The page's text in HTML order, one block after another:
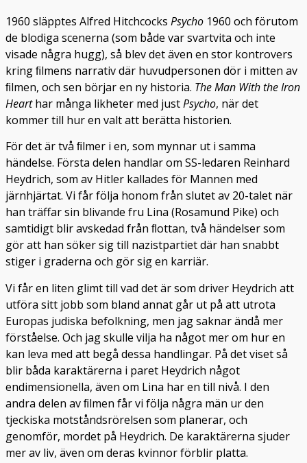
1960 släpptes Alfred Hitchcocks Psycho 1960 och förutom
de blodiga scenerna (som både var svartvita och inte
visade några hugg), så blev det även en stor kontrovers
kring ﬁlmens narrativ där huvudpersonen dör i mitten av
ﬁlmen, och sen börjar en ny historia. The Man With the Iron
Hearthar många likheter med justPsycho, när det
kommer till hur en valt att berätta historien.
För det är två ﬁlmer i en, som mynnar ut i samma
händelse. Första delen handlar om SS-ledaren Reinhard
Heydrich, som av Hitler kallades för Mannen med
järnhjärtat. Vi får följa honom från slutet av 20-talet när
han träffar sin blivande fru Lina (Rosamund Pike) och
samtidigt blir avskedad från ﬂottan, två händelser som
gör att han söker sig till nazistpartiet där han snabbt
stiger i graderna och gör sig en karriär.
Vi får en liten glimt till vad det är som driver Heydrich att
utföra sitt jobb som bland annat går ut på att utrota
Europas judiska befolkning, men jag saknar ändå mer
förståelse. Och jag skulle vilja ha något mer om hur en
kan leva med att begå dessa handlingar. På det viset så
blir båda karaktärerna i paret Heydrich något
endimensionella, även om Lina har en till nivå. I den
andra delen av ﬁlmen får vi följa några män ur den
tjeckiska motståndsrörelsen som planerar, och
genomför, mordet på Heydrich. De karaktärerna sjuder
mer av liv, även om deras kvinnor förblir platta.